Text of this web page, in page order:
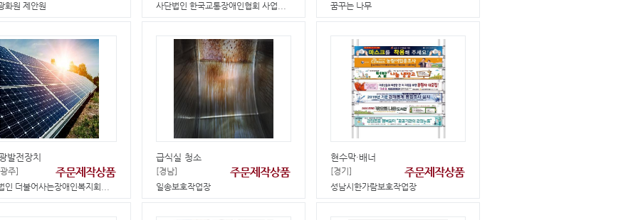
화원 제안원 사단법인 한국교통장애인협회 사업... 꿈꾸는 나무
발전장치
주] 주문제작상품
인 더불어사는장애인복지회...
급식실 청소
[경남] 주문제작상품
일송보호작업장
현수막·배너
[경기] 주문제작상품
성남시한가람보호작업장